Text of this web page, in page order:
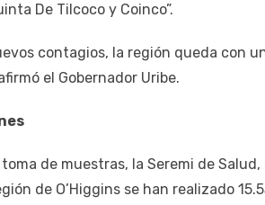
De Tilcoco y Coinco”.
contagios, la región queda con
el Gobernador Uribe.
de muestras, la Seremi de
de O’Higgins se han realizado